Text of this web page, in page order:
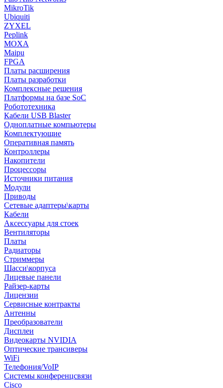
MikroTik
Ubiquiti
ZYXEL
Peplink
MOXA
Maipu
FPGA
Платы расширения
Платы разработки
Комплексные решения
Платформы на базе SoC
Робототехника
Кабели USB Blaster
Одноплатные компьютеры
Комплектующие
Оперативная память
Контроллеры
Накопители
Процессоры
Источники питания
Модули
Приводы
Сетевые адаптеры\карты
Кабели
Аксессуары для стоек
Вентиляторы
Платы
Радиаторы
Стриммеры
Шасси\корпуса
Лицевые панели
Райзер-карты
Лицензии
Сервисные контракты
Антенны
Преобразователи
Дисплеи
Видеокарты NVIDIA
Оптические трансиверы
WiFi
Телефония/VoIP
Системы конференцсвязи
Cisco